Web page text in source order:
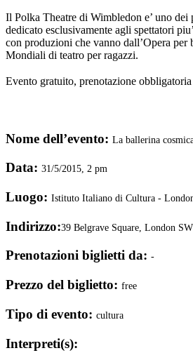
Il Polka Theatre di Wimbledon e’ uno
dedicato esclusivamente agli spettatori
con produzioni che vanno dall’Opera per
Mondiali di teatro per ragazzi.
Evento gratuito, prenotazione obbligatoria
Nome dell’evento: La ballerina
Data: 31/5/2015, 2 pm
Luogo: Istituto Italiano di Cultura -
Indirizzo:39 Belgrave Square, London
Prenotazioni biglietti da: -
Prezzo del biglietto: free
Tipo di evento: cultura
Interpreti(s):